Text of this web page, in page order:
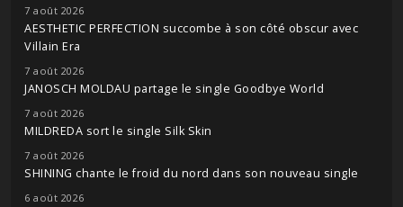
7 août 2026
AESTHETIC PERFECTION succombe à son côté obscur avec
Villain Era
7 août 2026
JANOSCH MOLDAU partage le single Goodbye World
7 août 2026
MILDREDA sort le single Silk Skin
7 août 2026
SHINING chante le froid du nord dans son nouveau single
6 août 2026